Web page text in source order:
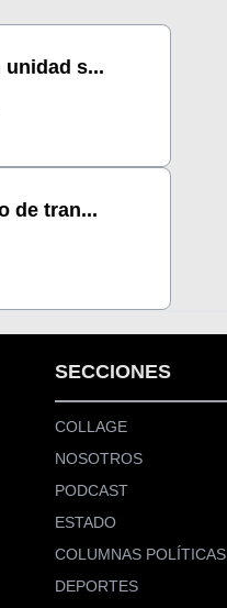
unidad s...
de tran...
SECCIONES
COLLAGE
NOSOTROS
PODCAST
ESTADO
COLUMNAS POLÍTICAS
DEPORTES